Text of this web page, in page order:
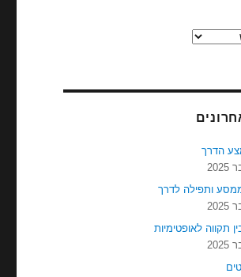
הדרך
ותפילה לדרך
תקווה לאופטימיות